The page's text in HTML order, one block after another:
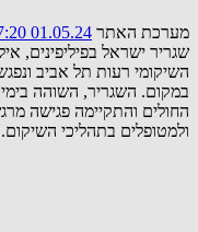
מערכת האתר 01.05.24 17:20
שגריר ישראל בפיליפינים,
השיקומי רעות תל אביב
במקום. השגריר, השוהה
החולים והתקיימה פגישה
ולמטופלים בתהליכי השיקום.